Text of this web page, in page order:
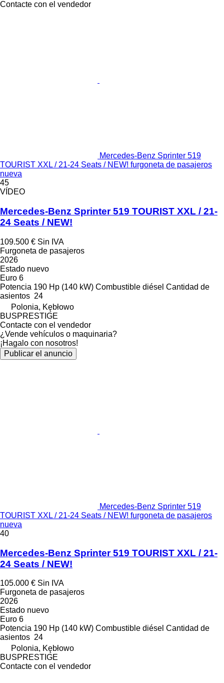
Contacte con el vendedor
Mercedes-Benz Sprinter 519
TOURIST XXL / 21-24 Seats / NEW! furgoneta de pasajeros
nueva
45
VÍDEO
Mercedes-Benz Sprinter 519 TOURIST XXL / 21-
24 Seats / NEW!
109.500 € Sin IVA
Furgoneta de pasajeros
2026
Estado nuevo
Euro 6
Potencia 190 Hp (140 kW) Combustible diésel Cantidad de
asientos 24
Polonia, Kębłowo
BUSPRESTIGE
Contacte con el vendedor
¿Vende vehículos o maquinaria?
¡Hagalo con nosotros!
Publicar el anuncio
Mercedes-Benz Sprinter 519
TOURIST XXL / 21-24 Seats / NEW! furgoneta de pasajeros
nueva
40
Mercedes-Benz Sprinter 519 TOURIST XXL / 21-
24 Seats / NEW!
105.000 € Sin IVA
Furgoneta de pasajeros
2026
Estado nuevo
Euro 6
Potencia 190 Hp (140 kW) Combustible diésel Cantidad de
asientos 24
Polonia, Kębłowo
BUSPRESTIGE
Contacte con el vendedor